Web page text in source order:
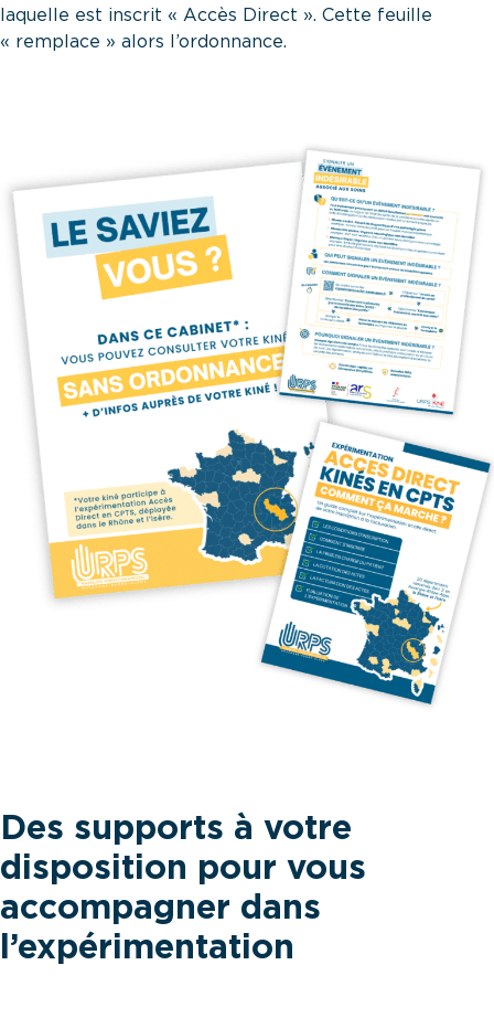
laquelle est inscrit « Accès Direct ». Cette feuille
« remplace » alors l’ordonnance.
Des supports à votre
disposition pour vous
accompagner dans
l’expérimentation